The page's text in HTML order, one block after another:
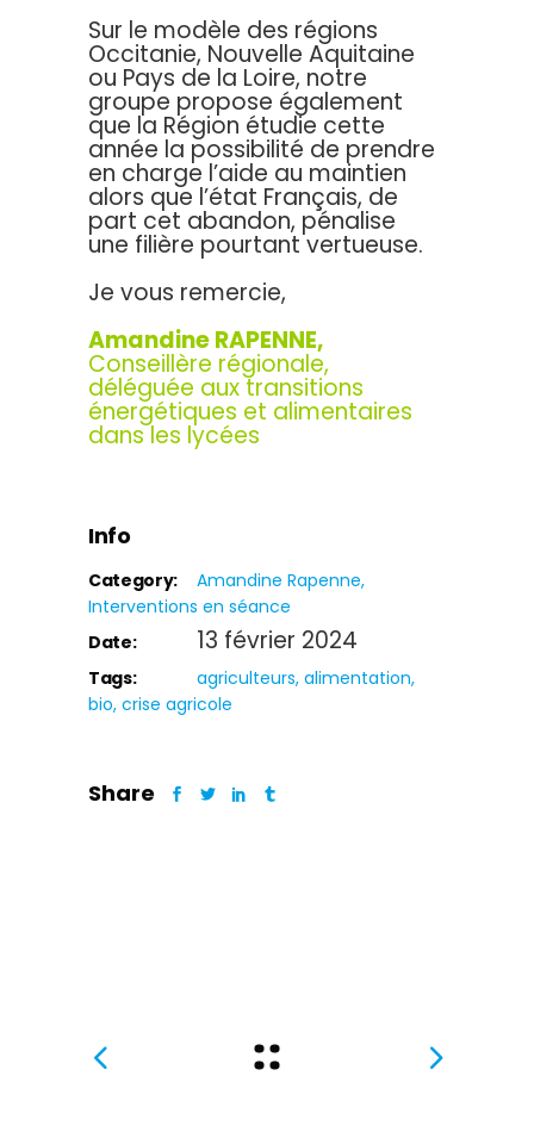
Sur le modèle des régions
Occitanie, Nouvelle Aquitaine
ou Pays de la Loire, notre
groupe propose également
que la Région étudie cette
année la possibilité de prendre
en charge l’aide au maintien
alors que l’état Français, de
part cet abandon, pénalise
une filière pourtant vertueuse.
Je vous remercie,
Amandine RAPENNE,
Conseillère régionale,
déléguée aux transitions
énergétiques et alimentaires
dans les lycées
Info
Category:
Amandine Rapenne
Interventions en séance
Date:
13 février 2024
Tags: agriculteurs alimentation
bio crise agricole
Share